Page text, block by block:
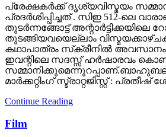
പ്രേക്ഷകർക്ക് ദൃശ്യവിസ്മയം
പ്രദർശിപ്പിച്ചത് . സിഇ 512-ലെ
തുടര്‍ന്നങ്ങോട്ട്
തുടങ്ങിയവയെല്ലാം
കഥാപാത്രം സ്‌ക്രീനിൽ
ഇവന്റിലെ സദസ്സ് ഹർഷാരവം
മാർക്കറ്റിംഗ് സ്ട്രാറ്റജിസ്റ്റ് : പ്രതീഷ്
Continue Reading
Film